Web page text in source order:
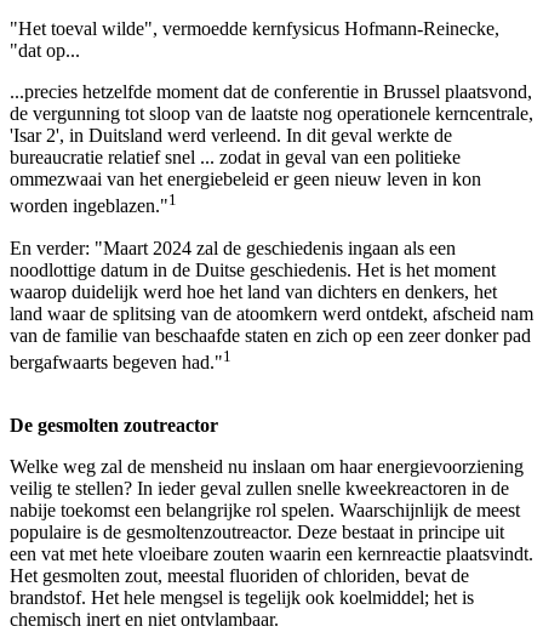
"Het toeval wilde", vermoedde kernfysicus Hofmann-Reinecke,
"dat op...
...precies hetzelfde moment dat de conferentie in Brussel plaatsvond,
de vergunning tot sloop van de laatste nog operationele kerncentrale,
'Isar 2', in Duitsland werd verleend. In dit geval werkte de
bureaucratie relatief snel ... zodat in geval van een politieke
ommezwaai van het energiebeleid er geen nieuw leven in kon
worden ingeblazen."1
En verder: "Maart 2024 zal de geschiedenis ingaan als een
noodlottige datum in de Duitse geschiedenis. Het is het moment
waarop duidelijk werd hoe het land van dichters en denkers, het
land waar de splitsing van de atoomkern werd ontdekt, afscheid nam
van de familie van beschaafde staten en zich op een zeer donker pad
bergafwaarts begeven had."1
De gesmolten zoutreactor
Welke weg zal de mensheid nu inslaan om haar energievoorziening
veilig te stellen? In ieder geval zullen snelle kweekreactoren in de
nabije toekomst een belangrijke rol spelen. Waarschijnlijk de meest
populaire is de gesmoltenzoutreactor. Deze bestaat in principe uit
een vat met hete vloeibare zouten waarin een kernreactie plaatsvindt.
Het gesmolten zout, meestal fluoriden of chloriden, bevat de
brandstof. Het hele mengsel is tegelijk ook koelmiddel; het is
chemisch inert en niet ontvlambaar.